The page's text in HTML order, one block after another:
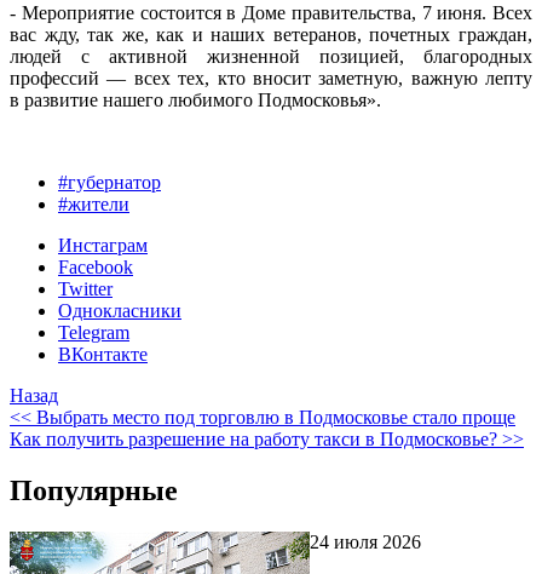
- Мероприятие состоится в Доме правительства, 7 июня. Всех
вас жду, так же, как и наших ветеранов, почетных граждан,
людей с активной жизненной позицией, благородных
профессий — всех тех, кто вносит заметную, важную лепту
в развитие нашего любимого Подмосковья».
#губернатор
#жители
Инстаграм
Facebook
Twitter
Однокласники
Telegram
ВКонтакте
Назад
<< Выбрать место под торговлю в Подмосковье стало проще
Как получить разрешение на работу такси в Подмосковье? >>
Популярные
24 июля 2026